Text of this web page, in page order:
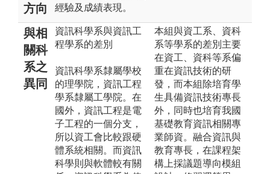
方向
經驗及成績表現。
與相
關科
系之
異同
資訊科學系與資訊工
程學系的差別
資訊科學系隸屬學校
的理學院，資訊工程
學系隸屬工學院。在
國外，資訊工程是電
子工程的一個分支，
所以資工會比較跟硬
體系統相關。而資訊
科學則與軟體較有關
本組與資工系、資科
系等學系的差別主要
在資工、資科等系偏
重在資訊技術的研
發，而本組除培育學
生具備資訊技術專長
外，同時也培育我國
基礎教育資訊相關專
業師資。融合資訊與
教育專長，在課程架
構上採議題導向模組